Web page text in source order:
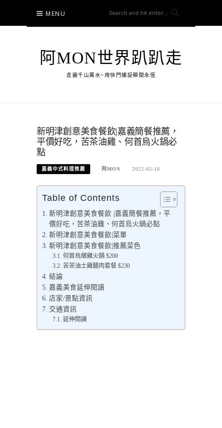
content
MENU
阿MON世界趴趴走
走遍千山萬水~用快門捕捉瞬間永恆
新明津創意美食餐飲|嘉義簡餐推薦，
平價好吃，苦茶油雞、何首烏火鍋必
點
嘉義中式料理推薦 阿MON 2022-02-16
Table of Contents
新明津創意美食餐飲 |嘉義簡餐推薦，平
價好吃，苦茶油雞、何首烏火鍋必點
新明津創意美食餐飲|菜單
新明津創意美食餐飲|推薦菜色
何首烏燉雞火鍋 $200
苦茶油土雞腿肉套餐 $230
結論
嘉義美食延伸閱讀
店家/景點資訊
交通資訊
延伸閱讀